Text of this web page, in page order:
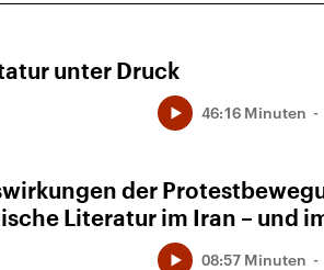
unter Druck
46:16 Minuten
der
Literatur im Iran – und
08:57 Minuten